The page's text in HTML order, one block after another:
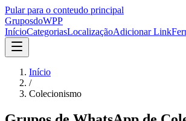
Pular para o conteudo principal
GruposdoWPP
InícioCategoriasLocalizaçãoAdicionar Link
Início
/
Colecionismo